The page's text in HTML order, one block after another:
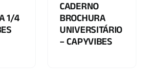
1/4
CADERNO
BROCHURA
UNIVERSITÁRIO
– CAPYVIBES